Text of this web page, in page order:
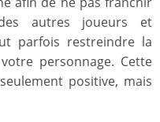
autres joueurs et
parfois restreindre la
personnage. Cette
positive, mais